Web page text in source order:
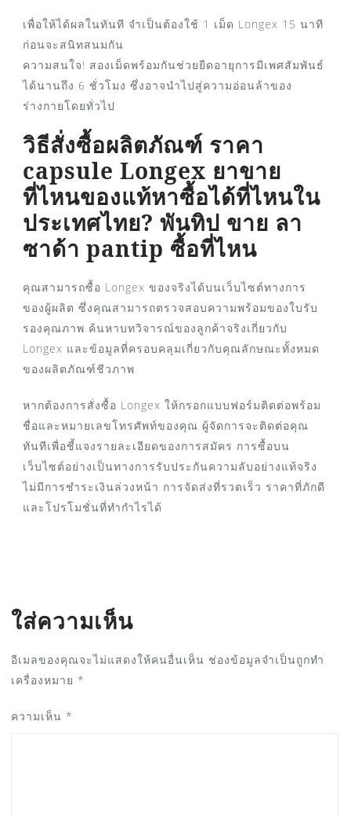
เพื่อให้ได้ผลในทันที จำเป็นต้องใช้ 1 เม็ด Longex 15 นาที
ก่อนจะสนิทสนมกัน
ความสนใจ! สองเม็ดพร้อมกันช่วยยืดอายุการมีเพศสัมพันธ์
ได้นานถึง 6 ชั่วโมง ซึ่งอาจนำไปสู่ความอ่อนล้าของ
ร่างกายโดยทั่วไป
วิธีสั่งซื้อผลิตภัณฑ์ ราคา
capsule Longex ยาขาย
ที่ไหนของแท้หาซื้อได้ที่ไหนใน
ประเทศไทย? พันทิป ขาย ลา
ซาด้า pantip ซื้อที่ไหน
คุณสามารถซื้อ Longex ของจริงได้บนเว็บไซต์ทางการ
ของผู้ผลิต ซึ่งคุณสามารถตรวจสอบความพร้อมของใบรับ
รองคุณภาพ ค้นหาบทวิจารณ์ของลูกค้าจริงเกี่ยวกับ
Longex และข้อมูลที่ครอบคลุมเกี่ยวกับคุณลักษณะทั้งหมด
ของผลิตภัณฑ์ชีวภาพ
หากต้องการสั่งซื้อ Longex ให้กรอกแบบฟอร์มติดต่อพร้อม
ชื่อและหมายเลขโทรศัพท์ของคุณ ผู้จัดการจะติดต่อคุณ
ทันทีเพื่อชี้แจงรายละเอียดของการสมัคร การซื้อบน
เว็บไซต์อย่างเป็นทางการรับประกันความลับอย่างแท้จริง
ไม่มีการชำระเงินล่วงหน้า การจัดส่งที่รวดเร็ว ราคาที่ภักดี
และโปรโมชั่นที่ทำกำไรได้
ใส่ความเห็น
อีเมลของคุณจะไม่แสดงให้คนอื่นเห็น ช่องข้อมูลจำเป็นถูกทำ
เครื่องหมาย *
ความเห็น *